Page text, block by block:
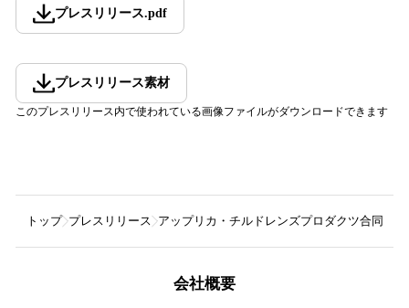
プレスリリース.pdf
プレスリリース素材
このプレスリリース内で使われている画像ファイルがダウンロードできます
トップ プレスリリース アップリカ・チルドレンズプロダクツ合同会社
会社概要